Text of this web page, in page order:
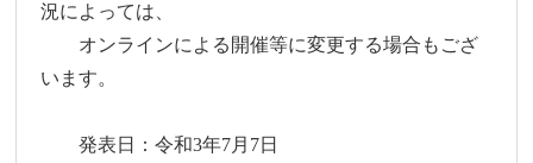
況によっては、
オンラインによる開催等に変更する場合もござ
います。
発表日：令和3年7月7日